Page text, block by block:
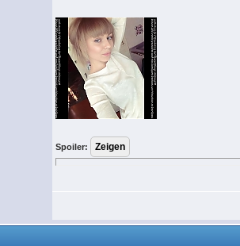
Spoiler: